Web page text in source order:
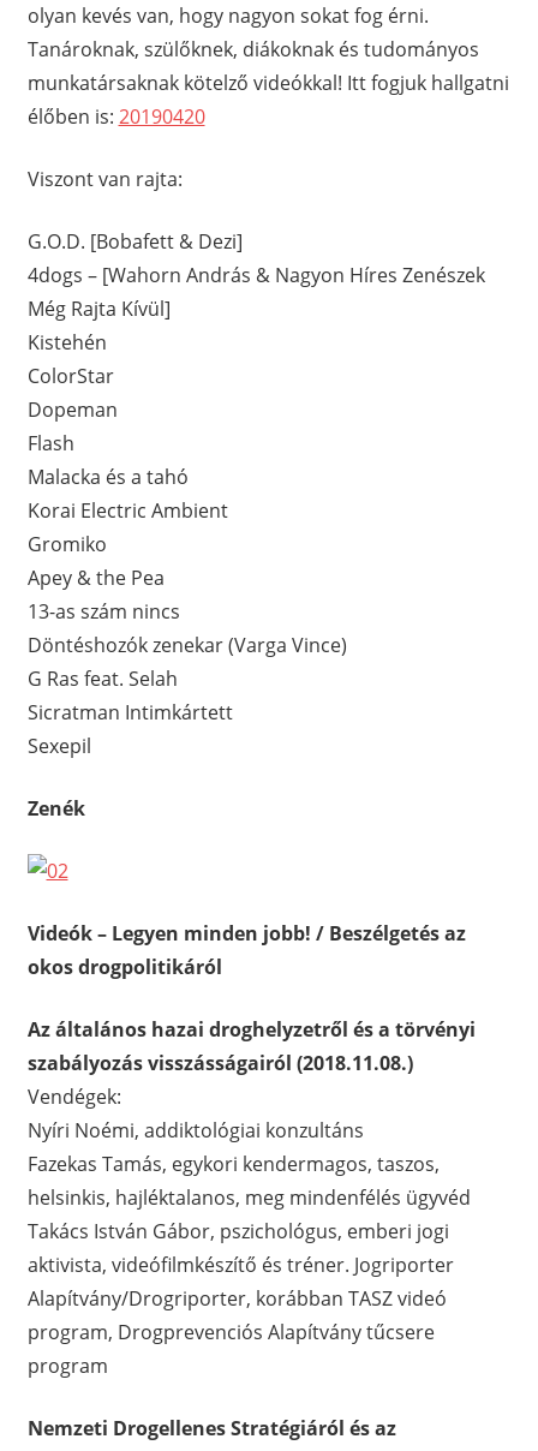
olyan kevés van, hogy nagyon sokat fog érni.
Tanároknak, szülőknek, diákoknak és tudományos
munkatársaknak kötelző videókkal! Itt fogjuk hallgatni
élőben is: 20190420
Viszont van rajta:
G.O.D. [Bobafett & Dezi]
4dogs – [Wahorn András & Nagyon Híres Zenészek
Még Rajta Kívül]
Kistehén
ColorStar
Dopeman
Flash
Malacka és a tahó
Korai Electric Ambient
Gromiko
Apey & the Pea
13-as szám nincs
Döntéshozók zenekar (Varga Vince)
G Ras feat. Selah
Sicratman Intimkártett
Sexepil
Zenék
Videók – Legyen minden jobb! / Beszélgetés az
okos drogpolitikáról
Az általános hazai droghelyzetről és a törvényi
szabályozás visszásságairól (2018.11.08.)
Vendégek:
Nyíri Noémi, addiktológiai konzultáns
Fazekas Tamás, egykori kendermagos, taszos,
helsinkis, hajléktalanos, meg mindenfélés ügyvéd
Takács István Gábor, pszichológus, emberi jogi
aktivista, videófilmkészítő és tréner. Jogriporter
Alapítvány/Drogriporter, korábban TASZ videó
program, Drogprevenciós Alapítvány tűcsere
program
Nemzeti Drogellenes Stratégiáról és az